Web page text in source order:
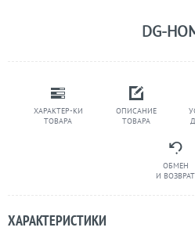
ХАРАКТЕР-КИ
ТОВАРА
ОПИСАНИЕ
ТОВАРА
ОБМЕН
И ВОЗВРАТ
DG-
ХАРАКТЕРИСТИКИ